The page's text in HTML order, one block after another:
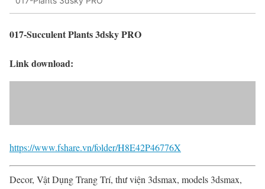
017-Succulent Plants 3dsky PRO
Link download:
https://www.fshare.vn/folder/H8E42P46776X
Decor, Vật Dụng Trang Trí, thư viện 3dsmax, models 3dsmax,